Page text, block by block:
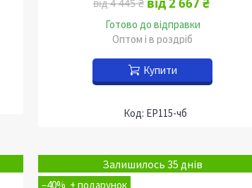
від 4 445 ₴
Готово до відправки
Оптом і в роздріб
Купити
EP115-чб
Залишилось 35 днів
–40%